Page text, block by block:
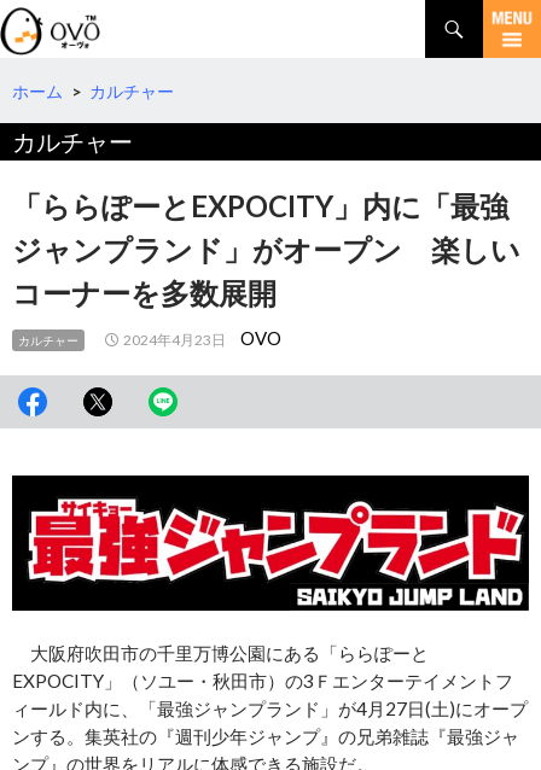
検
索
コ
テ
ツ
へ
ホーム > カルチャー
カルチャー
「ららぽーとEXPOCITY」内に「最強
ジャンプランド」がオープン 楽しい
コーナーを多数展開
カルチャー 2024年4月23日 OVO
大阪府吹田市の千里万博公園にある「ららぽーと
EXPOCITY」（ソユー・秋田市）の3Ｆエンターテイメントフ
ィールド内に、「最強ジャンプランド」が4月27日(土)にオープ
ンする。集英社の『週刊少年ジャンプ』の兄弟雑誌『最強ジャ
ンプ』の世界をリアルに体感できる施設だ。